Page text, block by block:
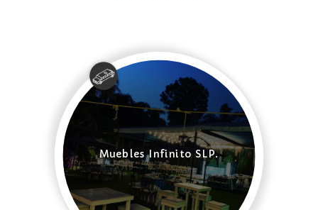
Muebles Infinito SLP.